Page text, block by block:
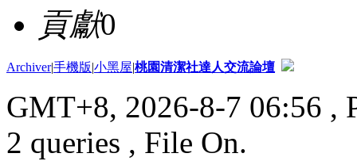
貢獻0
Archiver|手機版|小黑屋|桃園清潔社達人交流論壇
GMT+8, 2026-8-7 06:56 ,
2 queries , File On.